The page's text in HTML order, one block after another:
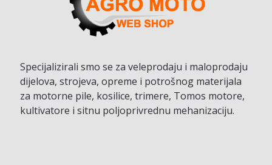
Specijalizirali smo se za veleprodaju i maloprodaju
dijelova, strojeva, opreme i potrošnog materijala
za motorne pile, kosilice, trimere, Tomos motore,
kultivatore i sitnu poljoprivrednu mehanizaciju.